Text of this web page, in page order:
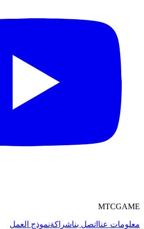
MTCGAME
معلومات عنا اتصل بناشراكةنموذج العمل